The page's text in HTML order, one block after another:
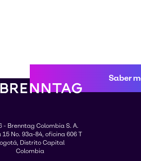
Saber
- Brenntag Colombia S. A.
No. 93a-84, oficina 606 T
Distrito Capital
Colombia